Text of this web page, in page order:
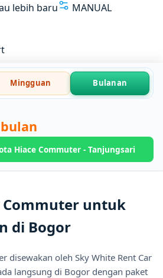
lebih baru MANUAL
Mingguan Bulanan
Hiace Commuter - Tanjungsari
Commuter untuk
di Bogor
disewakan oleh Sky White Rent Car
langsung di Bogor dengan paket